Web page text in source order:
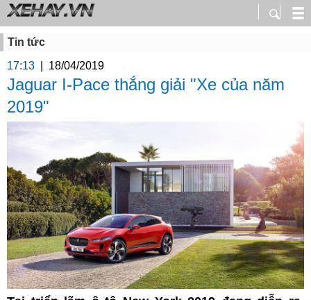
Tin tức
17:13
18/04/2019
Jaguar I-Pace thắng giải "Xe của năm
2019"